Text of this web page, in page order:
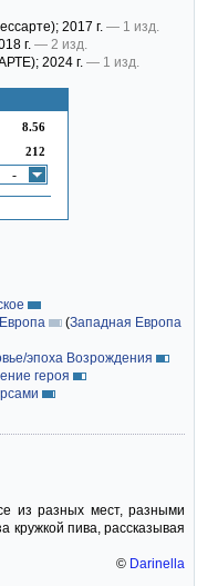
8.56
212
-
; 2017 г. — 1 изд.
г. — 2 изд.
; 2024 г. — 1 изд.
Европа (Западная Европа
эпоха Возрождения
героя
из разных мест, разными
кружкой пива, рассказывая
© Darinella